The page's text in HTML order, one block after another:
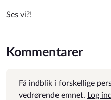
Ses vi?!
Kommentarer
Få indblik i forskellige
vedrørende emnet. Log ind